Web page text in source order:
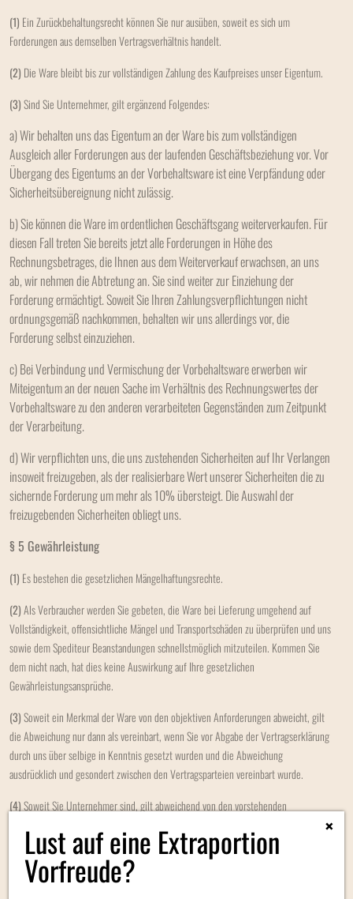
(1) Ein Zurückbehaltungsrecht können Sie nur ausüben, soweit es sich um
Forderungen aus demselben Vertragsverhältnis handelt.
(2) Die Ware bleibt bis zur vollständigen Zahlung des Kaufpreises unser Eigentum.
(3)Sind Sie Unternehmer, gilt ergänzend Folgendes:
a) Wir behalten uns das Eigentum an der Ware bis zum vollständigen
Ausgleich aller Forderungen aus der laufenden Geschäftsbeziehung vor. Vor
Übergang des Eigentums an der Vorbehaltsware ist eine Verpfändung oder
Sicherheitsübereignung nicht zulässig.
b) Sie können die Ware im ordentlichen Geschäftsgang weiterverkaufen. Für
diesen Fall treten Sie bereits jetzt alle Forderungen in Höhe des
Rechnungsbetrages, die Ihnen aus dem Weiterverkauf erwachsen, an uns
ab, wir nehmen die Abtretung an. Sie sind weiter zur Einziehung der
Forderung ermächtigt. Soweit Sie Ihren Zahlungsverpflichtungen nicht
ordnungsgemäß nachkommen, behalten wir uns allerdings vor, die
Forderung selbst einzuziehen.
c) Bei Verbindung und Vermischung der Vorbehaltsware erwerben wir
Miteigentum an der neuen Sache im Verhältnis des Rechnungswertes der
Vorbehaltsware zu den anderen verarbeiteten Gegenständen zum Zeitpunkt
der Verarbeitung.
d) Wir verpflichten uns, die uns zustehenden Sicherheiten auf Ihr Verlangen
insoweit freizugeben, als der realisierbare Wert unserer Sicherheiten die zu
sichernde Forderung um mehr als 10% übersteigt. Die Auswahl der
freizugebenden Sicherheiten obliegt uns.
§ 5 Gewährleistung
(1) Es bestehen die gesetzlichen Mängelhaftungsrechte.
(2)Als Verbraucher werden Sie gebeten, die Ware bei Lieferung umgehend auf
Vollständigkeit, offensichtliche Mängel und Transportschäden zu überprüfen und uns
sowie dem Spediteur Beanstandungen schnellstmöglich mitzuteilen. Kommen Sie
dem nicht nach, hat dies keine Auswirkung auf Ihre gesetzlichen
Gewährleistungsansprüche.
(3)Soweit ein Merkmal der Ware von den objektiven Anforderungen abweicht, gilt
die Abweichung nur dann als vereinbart, wenn Sie vor Abgabe der Vertragserklärung
durch uns über selbige in Kenntnis gesetzt wurden und die Abweichung
ausdrücklich und gesondert zwischen den Vertragsparteien vereinbart wurde.
(4)Soweit Sie Unternehmer sind, gilt abweichend von den vorstehenden
Als Beschaffenheit der Ware gelten nur unsere eigenen Angaben und die
Produktbeschreibung des Herstellers als vereinbart, nicht jedoch sonstige
Lust auf eine Extraportion
Vorfreude?
×